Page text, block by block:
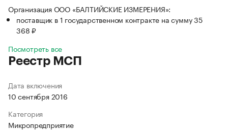
Организация ООО «БАЛТИЙСКИЕ ИЗМЕРЕНИЯ»:
поставщик в 1 государственном контракте на сумму 35
368 ₽
Посмотреть все
Реестр МСП
Дата включения
10 сентября 2016
Категория
Микропредприятие